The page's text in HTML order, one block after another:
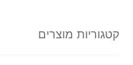
קטגוריות מוצרים